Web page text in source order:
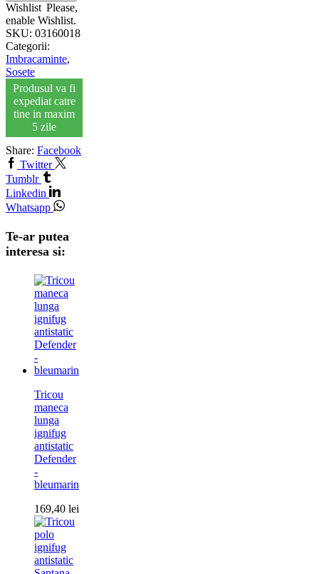
Wishlist Please,
enable Wishlist.
SKU: 03160018
Categorii:
Imbracaminte,
Sosete
Produsul va fi
expediat catre
tine in maxim
5 zile
Share: Facebook
Twitter
Tumblr
Linkedin
Whatsapp
Te-ar putea
interesa si:
Tricou
maneca
lunga
ignifug
antistatic
Defender
-
bleumarin
169,40 lei